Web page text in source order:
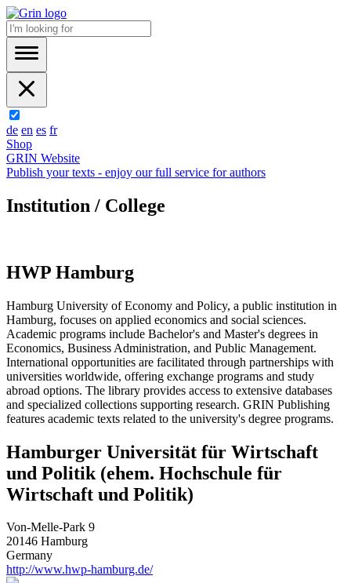
de en es fr
Shop
GRIN Website
Publish your texts - enjoy our full service for authors
Institution / College
HWP Hamburg
Hamburg University of Economy and Policy, a public institution in
Hamburg, focuses on applied economics and social sciences.
Academic programs include Bachelor's and Master's degrees in
Economics, Business Administration, and Public Management.
International opportunities are facilitated through partnerships with
universities worldwide, offering exchange programs and study
abroad options. The library provides access to extensive databases
and specialized collections supporting research. GRIN Publishing
features academic texts related to the university's degree programs.
Hamburger Universität für Wirtschaft
und Politik (ehem. Hochschule für
Wirtschaft und Politik)
Von-Melle-Park 9
20146 Hamburg
Germany
http://www.hwp-hamburg.de/